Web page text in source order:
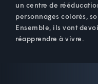
un centre de
personnages colorés,
Ensemble, ils vont
réapprendre à vivre.